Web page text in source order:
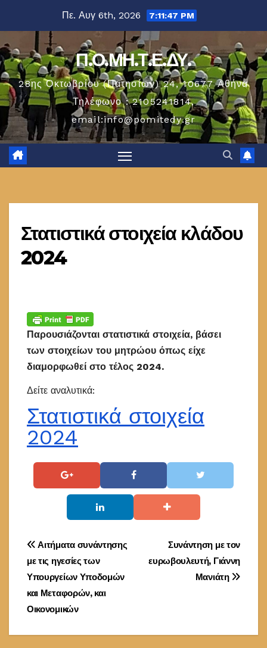
περιεχόμενο
Πε. Αυγ 6th, 2026 7:11:47 PM
Π.Ο.ΜΗ.Τ.Ε.ΔΥ.
28ης Οκτωβρίου (Πατησίων) 24, 10677 Aθήνα
Τηλέφωνο : 2105241814,
email:info@pomitedy.gr
Στατιστικά στοιχεία κλάδου
2024
Παρουσιάζονται στατιστικά στοιχεία, βάσει
των στοιχείων του μητρώου όπως είχε
διαμορφωθεί στο τέλος 2024.
Δείτε αναλυτικά:
Στατιστικά στοιχεία
2024
Πλοήγηση
άρθρων
Συνάντηση με τον
ευρωβουλευτή, Γιάννη
Μανιάτη
Αιτήματα συνάντησης
με τις ηγεσίες των
Υπουργείων Υποδομών
και Μεταφορών, και
Οικονομικών